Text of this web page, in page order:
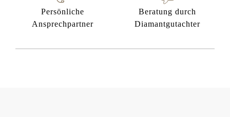
Persönliche
Ansprechpartner
Beratung durch
Diamantgutachter